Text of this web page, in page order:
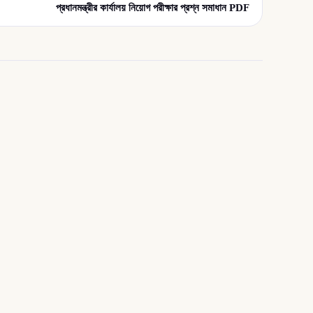
প্রধানমন্ত্রীর কার্যালয় নিয়োগ পরীক্ষার প্রশ্ন সমাধান PDF